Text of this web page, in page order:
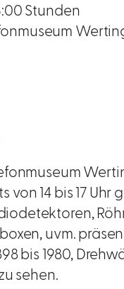
Stunden
von 14 bis 17
uvm.
bis 1980,
sehen.